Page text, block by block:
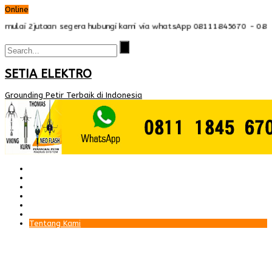
Online
2jutaan segera hubungi kami via whatsApp 08111845670 -
SETIA ELEKTRO
Grounding Petir Terbaik di Indonesia
Tentang Kami